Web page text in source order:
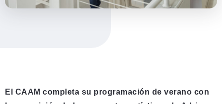
El CAAM completa su programación de verano con